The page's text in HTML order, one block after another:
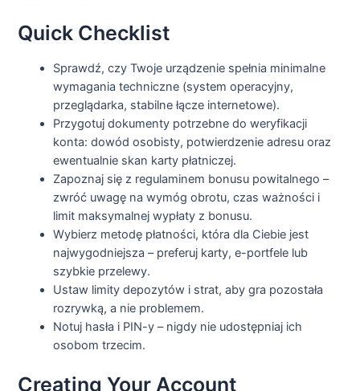
Quick Checklist
Sprawdź, czy Twoje urządzenie spełnia minimalne
wymagania techniczne (system operacyjny,
przeglądarka, stabilne łącze internetowe).
Przygotuj dokumenty potrzebne do weryfikacji
konta: dowód osobisty, potwierdzenie adresu oraz
ewentualnie skan karty płatniczej.
Zapoznaj się z regulaminem bonusu powitalnego –
zwróć uwagę na wymóg obrotu, czas ważności i
limit maksymalnej wypłaty z bonusu.
Wybierz metodę płatności, która dla Ciebie jest
najwygodniejsza – preferuj karty, e-portfele lub
szybkie przelewy.
Ustaw limity depozytów i strat, aby gra pozostała
rozrywką, a nie problemem.
Notuj hasła i PIN-y – nigdy nie udostępniaj ich
osobom trzecim.
Creating Your Account